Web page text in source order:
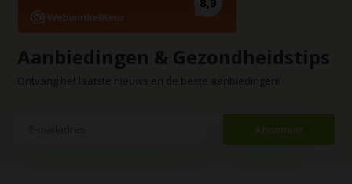
Aanbiedingen & Gezondheidstips
Ontvang het laatste nieuws en de beste aanbiedingen!
Abonneer